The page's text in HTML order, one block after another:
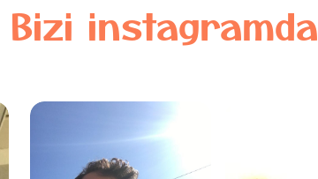
Bizi instagramda